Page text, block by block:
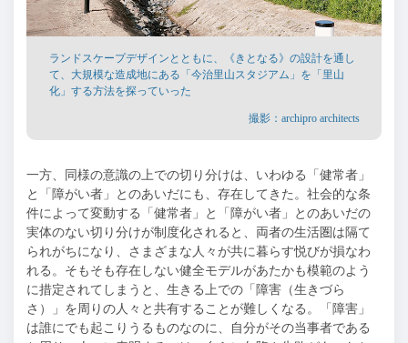
ランドスケープデザインとともに、《きとなる》の設計を通し
て、大規模な造成地にある「今治里山スタジアム」を「里山
化」する方法を探っていった
撮影：archipro architects
一方、同様の意識の上での切り分けは、いわゆる「健常者」
と「障がい者」とのあいだにも、存在してきた。社会的な条
件によって変動する「健常者」と「障がい者」とのあいだの
実体のない切り分けが制度化されると、両者の生活圏は隔て
られがちになり、さまざまな人々が共に暮らす悦びが損なわ
れる。そもそも存在しない健全モデルがあたかも模範のよう
に措定されてしまうと、生きる上での「障害（生きづら
さ）」を周りの人々と共有することが難しくなる。「障害」
は誰にでも起こりうるものなのに、自分がその当事者である